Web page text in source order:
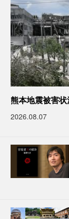
熊本地震被害状
2026.08.07